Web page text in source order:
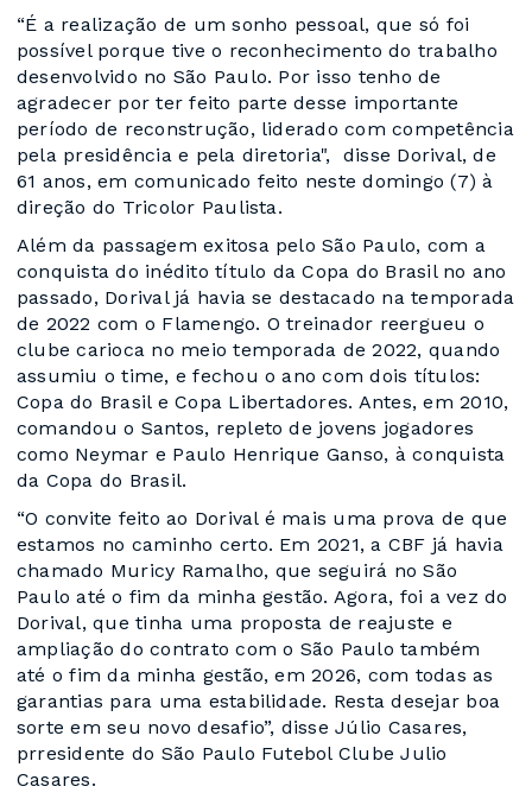
“É a realização de um sonho pessoal, que só foi
possível porque tive o reconhecimento do trabalho
desenvolvido no São Paulo. Por isso tenho de
agradecer por ter feito parte desse importante
período de reconstrução, liderado com competência
pela presidência e pela diretoria", disse Dorival, de
61 anos, em comunicado feito neste domingo (7) à
direção do Tricolor Paulista.
Além da passagem exitosa pelo São Paulo, com a
conquista do inédito título da Copa do Brasil no ano
passado, Dorival já havia se destacado na temporada
de 2022 com o Flamengo. O treinador reergueu o
clube carioca no meio temporada de 2022, quando
assumiu o time, e fechou o ano com dois títulos:
Copa do Brasil e Copa Libertadores. Antes, em 2010,
comandou o Santos, repleto de jovens jogadores
como Neymar e Paulo Henrique Ganso, à conquista
da Copa do Brasil.
“O convite feito ao Dorival é mais uma prova de que
estamos no caminho certo. Em 2021, a CBF já havia
chamado Muricy Ramalho, que seguirá no São
Paulo até o fim da minha gestão. Agora, foi a vez do
Dorival, que tinha uma proposta de reajuste e
ampliação do contrato com o São Paulo também
até o fim da minha gestão, em 2026, com todas as
garantias para uma estabilidade. Resta desejar boa
sorte em seu novo desafio”, disse Júlio Casares,
prresidente do São Paulo Futebol Clube Julio
Casares.